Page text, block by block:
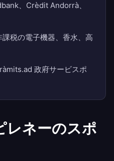
、Crèdit Andorrà、
税の電子機器、香水、高
政府サービスポ
レネーのスポ